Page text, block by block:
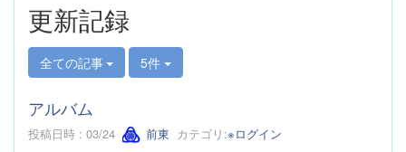
更新記録
全ての記事 5件
アルバム
投稿日時 : 03/24 前東 カテゴリ:※ログイン